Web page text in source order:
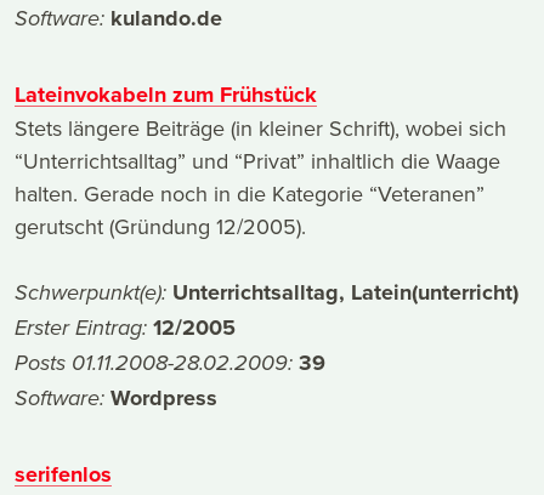
Software: kulando.de
Lateinvokabeln zum Frühstück
Stets längere Beiträge (in kleiner Schrift), wobei sich
“Unterrichtsalltag” und “Privat” inhaltlich die Waage
halten. Gerade noch in die Kategorie “Veteranen”
gerutscht (Gründung 12/2005).
Schwerpunkt(e): Unterrichtsalltag, Latein(unterricht)
Erster Eintrag: 12/2005
Posts 01.11.2008-28.02.2009: 39
Software: Wordpress
serifenlos